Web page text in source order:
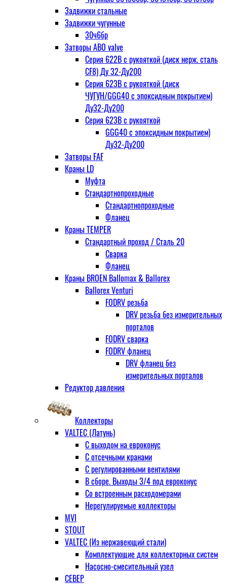
Задвижки стальные
Задвижки чугунные
30ч6бр
Затворы ABO valve
Серия 622В с рукояткой (диск нерж. сталь
CF8) Ду 32-Ду200
Серия 623В с рукояткой (диск
ЧУГУН/GGG40 с эпоксидным покрытием)
Ду32-Ду200
Серия 623В с рукояткой
GGG40 с эпоксидным покрытием)
Ду32-Ду200
Затворы FAF
Краны LD
Муфта
Стандартнопроходные
Стандартнопроходные
Фланец
Краны TEMPER
Стандартный проход / Cталь 20
Сварка
Фланец
Краны BROEN Ballomax & Ballorex
Ballorex Venturi
FODRV резьба
DRV резьба без измерительных
порталов
FODRV сварка
FODRV фланец
DRV фланец без
измерительных порталов
Редуктор давления
Коллекторы
VALTEC (Латунь)
С выходом на евроконус
С отсечными кранами
С регулированными вентилями
В сборе. Выходы 3/4 под евроконус
Со встроенным расходомерами
Нерегулируемые коллекторы
MVI
STOUT
VALTEC (Из нержавеющий стали)
Комплектующие для коллекторных систем
Насосно-смесительный узел
СЕВЕР